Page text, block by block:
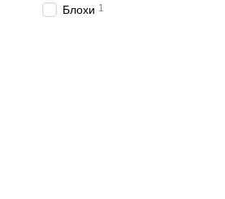
Блохи 1